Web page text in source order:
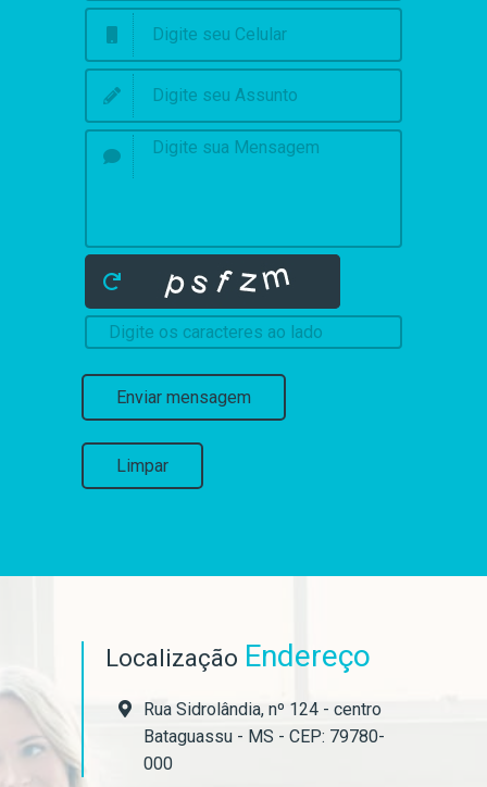
Enviar mensagem
Limpar
Localização Endereço
Rua Sidrolândia, nº 124 - centro
Bataguassu - MS - CEP: 79780-
000